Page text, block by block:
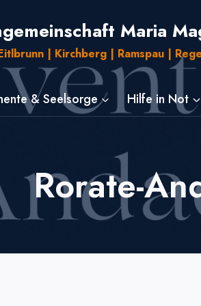
Maria
| Kirchberg | Ramspau |
& Seelsorge Hilfe in Not
Rorate-